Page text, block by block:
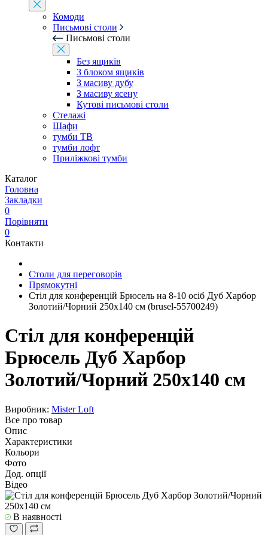
Комоди
Письмові столи
Письмові столи
Без ящиків
З блоком ящиків
З масиву дубу
З масиву ясену
Кутові письмові столи
Стелажі
Шафи
тумби ТВ
тумби лофт
Приліжкові тумби
Каталог
Головна
Закладки
0
Порівняти
0
Контакти
Столи для переговорів
Прямокутні
Стіл для конференцій Брюсель на 8-10 осіб Дуб Харбор
Золотий/Чорний 250x140 см (brusel-55700249)
Стіл для конференцій
Брюсель Дуб Харбор
Золотий/Чорний 250x140 см
Виробник: Mister Loft
Все про товар
Опис
Характеристики
Кольори
Фото
Дод. опції
Відео
В наявності